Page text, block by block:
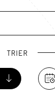
TRIER